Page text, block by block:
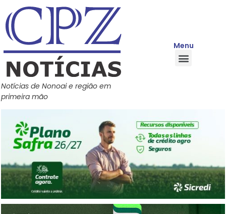
Notícias de Nonoai e região em
primeira mão
Menu